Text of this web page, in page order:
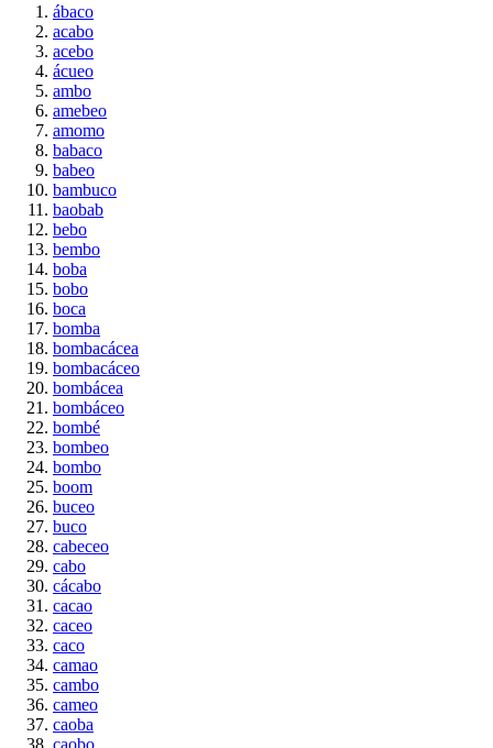
ábaco
acabo
acebo
ácueo
ambo
amebeo
amomo
babaco
babeo
bambuco
baobab
bebo
bembo
boba
bobo
boca
bomba
bombacácea
bombacáceo
bombácea
bombáceo
bombé
bombeo
bombo
boom
buceo
buco
cabeceo
cabo
cácabo
cacao
caceo
caco
camao
cambo
cameo
caoba
caobo